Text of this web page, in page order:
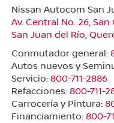
Nissan Autocom San
Av. Central No. 26,
San Juan del Río,
Conmutador general:
Autos nuevos y
Servicio: 800-711-2886
Refacciones: 800-711-
Carrocería y Pintura:
Financiamiento: 800-